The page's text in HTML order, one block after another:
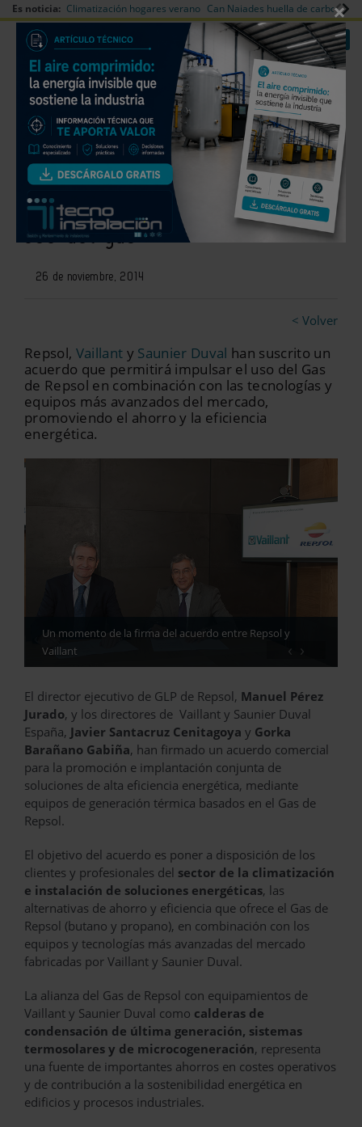
Es noticia: Climatización hogares verano Can Naiades huella de carbono
Redes Sociales Es noticia Login empresas Registro
Acuerdo entre Repsol, Vaillant y
Saunier Duval para impulsar el
uso del gas
26 de noviembre, 2014
< Volver
Repsol, Vaillant y Saunier Duval han suscrito un
acuerdo que permitirá impulsar el uso del Gas
de Repsol en combinación con las tecnologías y
equipos más avanzados del mercado,
promoviendo el ahorro y la eficiencia
energética.
Un momento de la firma del acuerdo entre Repsol y
Vaillant
‹ ›
El director ejecutivo de GLP de Repsol, Manuel Pérez
Jurado, y los directores de Vaillant y Saunier Duval
España, Javier Santacruz Cenitagoya y Gorka
Barañano Gabiña, han firmado un acuerdo comercial
para la promoción e implantación conjunta de
soluciones de alta eficiencia energética, mediante
equipos de generación térmica basados en el Gas de
Repsol.
El objetivo del acuerdo es poner a disposición de los
clientes y profesionales del sector de la climatización
e instalación de soluciones energéticas, las
alternativas de ahorro y eficiencia que ofrece el Gas de
Repsol (butano y propano), en combinación con los
equipos y tecnologías más avanzadas del mercado
fabricadas por Vaillant y Saunier Duval.
La alianza del Gas de Repsol con equipamientos de
Vaillant y Saunier Duval como calderas de
condensación de última generación, sistemas
termosolares y de microcogeneración, representa
una fuente de importantes ahorros en costes operativos
y de contribución a la sostenibilidad energética en
edificios y procesos industriales.
×